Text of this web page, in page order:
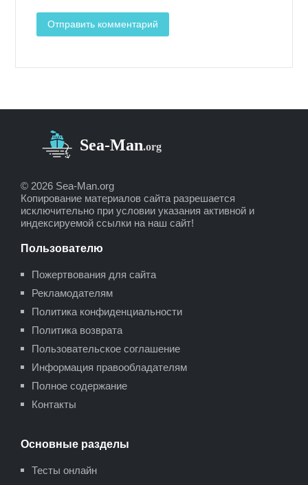
© 2026 Sea-Man.org
Копирование материалов сайта разрешается
исключительно при условии указания активной и
индексируемой ссылки на наш сайт!
Пользователю
Пожертвования для сайта
Рекламодателям
Политика конфиденциальности
Политика возврата
Пользовательское соглашение
Информация правообладателям
Полное содержание
Контакты
Основные разделы
Тесты онлайн